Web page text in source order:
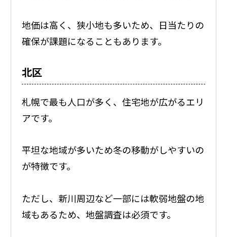
地価は高く、狭小地も多いため、日当たりの
確保が課題になることもあります。
北区
札幌で最も人口が多く、住宅地が広がるエリ
アです。
平坦な地域が多いため冬の移動がしやすいの
が特徴です。
ただし、新川周辺など一部には軟弱地盤の地
域もあるため、地盤調査は必須です。